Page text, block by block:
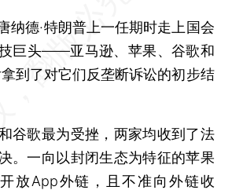
德·特朗普上一任期时走上国会
巨头——亚马逊、苹果、谷歌和
到了对它们反垄断诉讼的初步结
歌最为受挫，两家均收到了法
。一向以封闭生态为特征的苹果
放App外链，且不准向外链收